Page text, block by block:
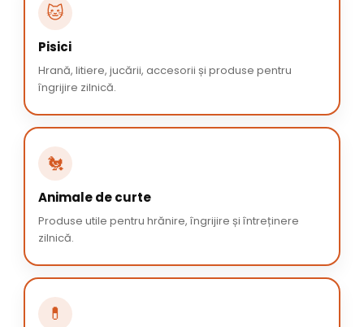
🐱
Pisici
Hrană, litiere, jucării, accesorii și produse pentru
îngrijire zilnică.
🐔
Animale de curte
Produse utile pentru hrănire, îngrijire și întreținere
zilnică.
💊